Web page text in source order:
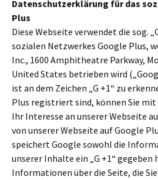
Datenschutzerklärung für das
Plus
Diese Webseite verwendet die sog.
sozialen Netzwerkes Google Plus,
Inc., 1600 Amphitheatre Parkway,
United States betrieben wird
ist an dem Zeichen „G +1“ zu
Plus registriert sind, können Sie mit
Ihr Interesse an unserer Webseite
von unserer Webseite auf Google
speichert Google sowohl die
unserer Inhalte ein „G +1“ gegeben
Informationen über die Seite, die